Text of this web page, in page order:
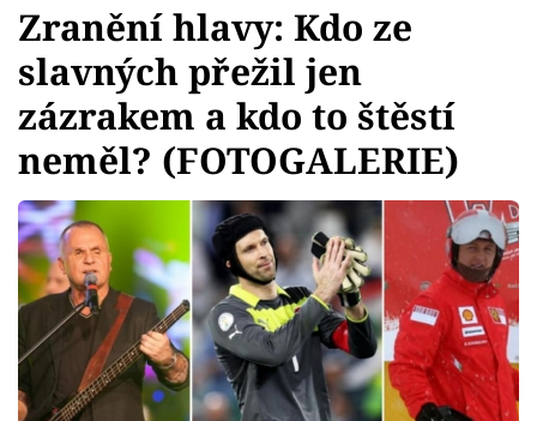
Témata
Showbyznys
Youtubeři
Virály
Sex a vztahy
Videa
Zranění hlavy: Kdo ze
slavných přežil jen
zázrakem a kdo to štěstí
neměl? (FOTOGALERIE)